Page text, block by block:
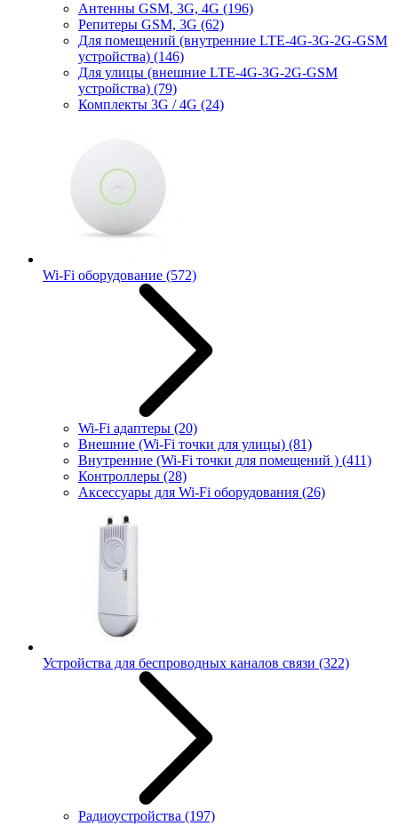
Антенны GSM, 3G, 4G (196)
Репитеры GSM, 3G (62)
Для помещений (внутренние LTE-4G-3G-2G-GSM
устройства) (146)
Для улицы (внешние LTE-4G-3G-2G-GSM
устройства) (79)
Комплекты 3G / 4G (24)
Wi-Fi оборудование (572)
Wi-Fi адаптеры (20)
Внешние (Wi-Fi точки для улицы) (81)
Внутренние (Wi-Fi точки для помещений ) (411)
Контроллеры (28)
Аксессуары для Wi-Fi оборудования (26)
Устройства для беспроводных каналов связи (322)
Радиоустройства (197)